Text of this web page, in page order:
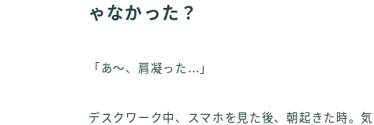
ゃなかった？
「あ〜、肩凝った…」
デスクワーク中、スマホを見た後、朝起きた時。